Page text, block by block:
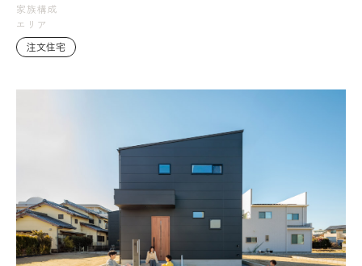
家族構成
エリア
注文住宅